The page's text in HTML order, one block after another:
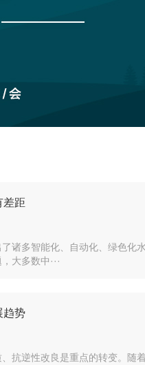
差距
诸多智能化、自动化、绿色化
大多数中···
趋势
抗逆性改良是重点的转变。随